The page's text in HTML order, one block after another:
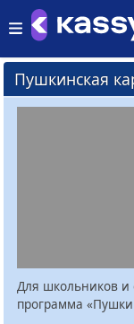
Пушкинская
Для школьников и
программа